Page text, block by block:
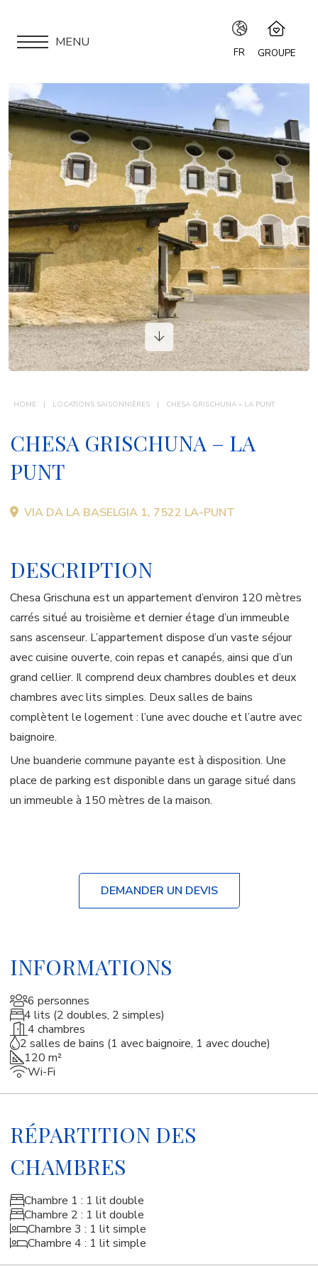
MENU
FR
IT
FR
DE
GROUPE
Speciale Group
Speciale Home
Hotel Bernina Hospiz
2309 Restaurant
Chalet Speciale
Speciale Ski School
Maloja Kulm
APPARTEMENTS
LOCATION
VOUS ÊTES PROPRIÉTAIRE ?
NOTRE GROUPE
LOCATIONS SAISONNIÈRES
CONTACT
HOME LOCATIONS SAISONNIÈRES CHESA GRISCHUNA – LA PUNT
CHESA GRISCHUNA – LA
PUNT
VIA DA LA BASELGIA 1, 7522 LA-PUNT
DESCRIPTION
Chesa Grischuna est un appartement d’environ 120 mètres
carrés situé au troisième et dernier étage d’un immeuble
sans ascenseur. L’appartement dispose d’un vaste séjour
avec cuisine ouverte, coin repas et canapés, ainsi que d’un
grand cellier. Il comprend deux chambres doubles et deux
chambres avec lits simples. Deux salles de bains
complètent le logement : l’une avec douche et l’autre avec
baignoire.
Une buanderie commune payante est à disposition. Une
place de parking est disponible dans un garage situé dans
un immeuble à 150 mètres de la maison.
DEMANDER UN DEVIS
INFORMATIONS
6 personnes
4 lits (2 doubles, 2 simples)
4 chambres
2 salles de bains (1 avec baignoire, 1 avec douche)
120 m²
Wi-Fi
RÉPARTITION DES
CHAMBRES
Chambre 1 : 1 lit double
Chambre 2 : 1 lit double
Chambre 3 : 1 lit simple
Chambre 4 : 1 lit simple